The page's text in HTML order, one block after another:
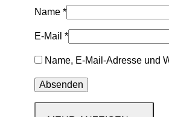
Name *
E-Mail *
Name, E-Mail-Adresse und